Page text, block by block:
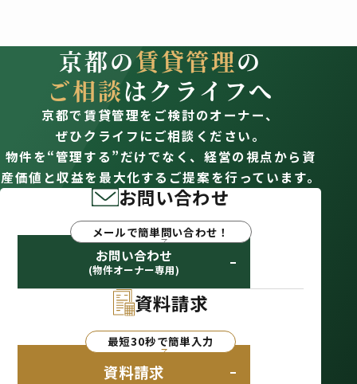
京都の賃貸管理の
ご相談はクライフへ
京都で賃貸管理をご検討のオーナー、
ぜひクライフにご相談ください。
物件を“管理する”だけでなく、経営の視点から資
産価値と収益を最大化するご提案を行っています。
お問い合わせ
メールで簡単問い合わせ！
お問い合わせ
(物件オーナー専用)
資料請求
最短30秒で簡単入力
資料請求